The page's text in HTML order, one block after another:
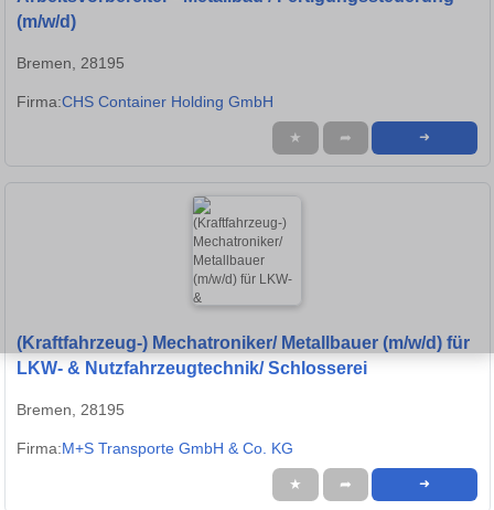
(m/w/d)
Bremen, 28195
Firma:CHS Container Holding GmbH
★ ➦ ➜
(Kraftfahrzeug-) Mechatroniker/ Metallbauer (m/w/d) für
LKW- & Nutzfahrzeugtechnik/ Schlosserei
Bremen, 28195
Firma:M+S Transporte GmbH & Co. KG
★ ➦ ➜